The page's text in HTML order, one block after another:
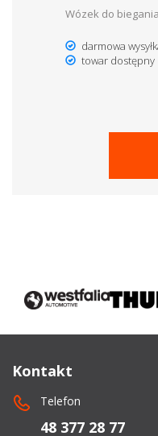
Wózek do
darmowa
towar dostępny
Kontakt
Telefon
48 377 28 77